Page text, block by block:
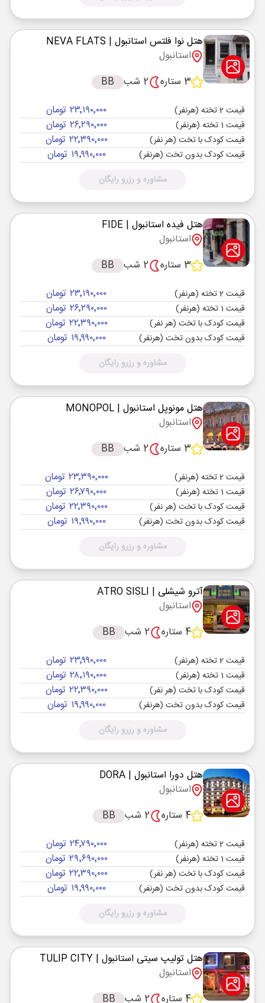
هتل نوا فلتس استانبول | NEVA FLATS
استانبول
3 ستاره
2 شب BB
قیمت 2 تخته (هرنفر) ۲۳٬۱۹۰٬۰۰۰ تومان
قیمت 1 تخته (هرنفر) ۲۶٬۲۹۰٬۰۰۰ تومان
قیمت کودک با تخت (هر نفر) ۲۲٬۳۹۰٬۰۰۰ تومان
قیمت کودک بدون تخت (هرنفر) ۱۹٬۹۹۰٬۰۰۰ تومان
مشاوره و رزرو رایگان
هتل فیده استانبول | FIDE
استانبول
3 ستاره
2 شب BB
قیمت 2 تخته (هرنفر) ۲۳٬۱۹۰٬۰۰۰ تومان
قیمت 1 تخته (هرنفر) ۲۶٬۲۹۰٬۰۰۰ تومان
قیمت کودک با تخت (هر نفر) ۲۲٬۳۹۰٬۰۰۰ تومان
قیمت کودک بدون تخت (هرنفر) ۱۹٬۹۹۰٬۰۰۰ تومان
مشاوره و رزرو رایگان
هتل مونوپل استانبول | MONOPOL
استانبول
3 ستاره
2 شب BB
قیمت 2 تخته (هرنفر) ۲۳٬۳۹۰٬۰۰۰ تومان
قیمت 1 تخته (هرنفر) ۲۶٬۷۹۰٬۰۰۰ تومان
قیمت کودک با تخت (هر نفر) ۲۲٬۳۹۰٬۰۰۰ تومان
قیمت کودک بدون تخت (هرنفر) ۱۹٬۹۹۰٬۰۰۰ تومان
مشاوره و رزرو رایگان
آترو شیشلی | ATRO SISLI
استانبول
4 ستاره
2 شب BB
قیمت 2 تخته (هرنفر) ۲۳٬۹۹۰٬۰۰۰ تومان
قیمت 1 تخته (هرنفر) ۲۸٬۱۹۰٬۰۰۰ تومان
قیمت کودک با تخت (هر نفر) ۲۲٬۳۹۰٬۰۰۰ تومان
قیمت کودک بدون تخت (هرنفر) ۱۹٬۹۹۰٬۰۰۰ تومان
مشاوره و رزرو رایگان
هتل دورا استانبول | DORA
استانبول
4 ستاره
2 شب BB
قیمت 2 تخته (هرنفر) ۲۴٬۷۹۰٬۰۰۰ تومان
قیمت 1 تخته (هرنفر) ۲۹٬۶۹۰٬۰۰۰ تومان
قیمت کودک با تخت (هر نفر) ۲۲٬۳۹۰٬۰۰۰ تومان
قیمت کودک بدون تخت (هرنفر) ۱۹٬۹۹۰٬۰۰۰ تومان
مشاوره و رزرو رایگان
هتل تولیپ سیتی استانبول | TULIP CITY
استانبول
4 ستاره
2 شب BB